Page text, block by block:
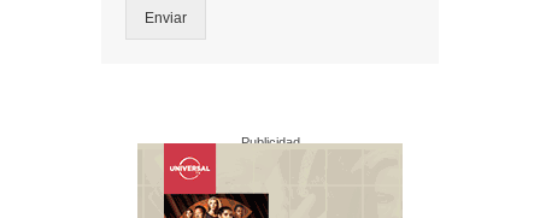
Enviar
Publicidad